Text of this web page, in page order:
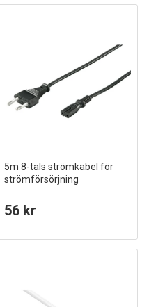
5m 8-tals strömkabel för
strömförsörjning
56 kr